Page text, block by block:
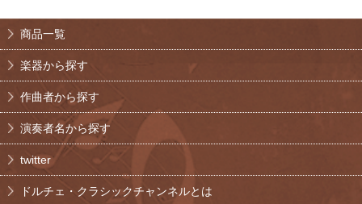
商品一覧
楽器から探す
作曲者から探す
演奏者名から探す
twitter
ドルチェ・クラシックチャンネルとは